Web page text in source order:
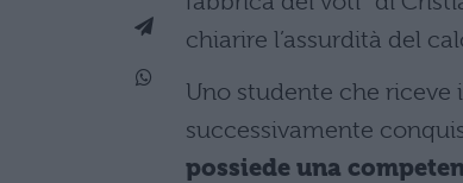
chiarire l’assurdità del
Uno studente che
successivamente
possiede una